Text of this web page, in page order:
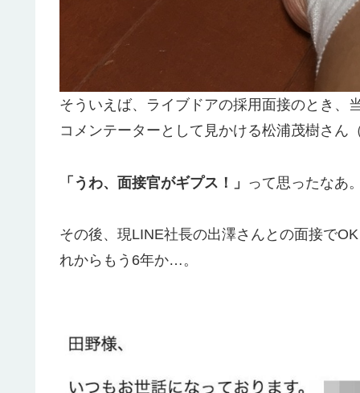
そういえば、ライブドアの採用面接のとき、
コメンテーターとして見かける松浦茂樹さん
「うわ、面接官がギプス！」 って思ったなあ
その後、現LINE社長の出澤さんとの面接で
れからもう6年か…。